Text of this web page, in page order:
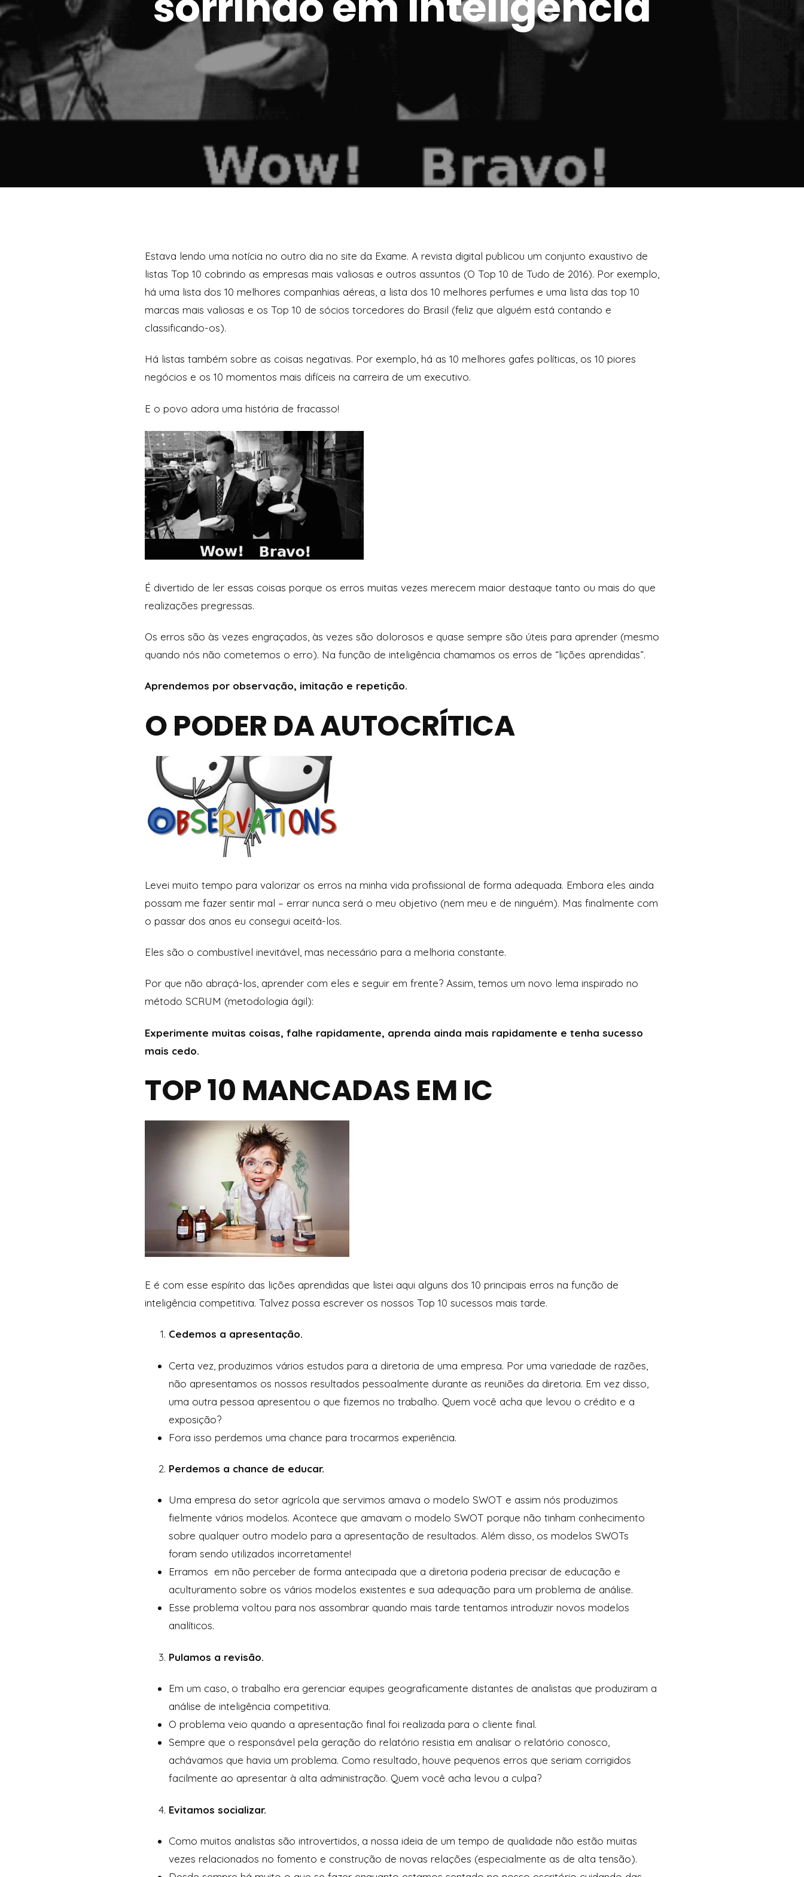
Estava lendo uma notícia no outro dia no site da Exame. A revista digital publicou um conjunto exaustivo de
listas Top 10 cobrindo as empresas mais valiosas e outros assuntos (O Top 10 de Tudo de 2016). Por exemplo,
há uma lista dos 10 melhores companhias aéreas, a lista dos 10 melhores perfumes e uma lista das top 10
marcas mais valiosas e os Top 10 de sócios torcedores do Brasil (feliz que alguém está contando e
classificando-os).
Há listas também sobre as coisas negativas. Por exemplo, há as 10 melhores gafes políticas, os 10 piores
negócios e os 10 momentos mais difíceis na carreira de um executivo.
E o povo adora uma história de fracasso!
É divertido de ler essas coisas porque os erros muitas vezes merecem maior destaque tanto ou mais do que
realizações pregressas.
Os erros são às vezes engraçados, às vezes são dolorosos e quase sempre são úteis para aprender (mesmo
quando nós não cometemos o erro). Na função de inteligência chamamos os erros de “lições aprendidas”.
Aprendemos por observação, imitação e repetição.
O PODER DA AUTOCRÍTICA
Levei muito tempo para valorizar os erros na minha vida profissional de forma adequada. Embora eles ainda
possam me fazer sentir mal – errar nunca será o meu objetivo (nem meu e de ninguém). Mas finalmente com
o passar dos anos eu consegui aceitá-los.
Eles são o combustível inevitável, mas necessário para a melhoria constante.
Por que não abraçá-los, aprender com eles e seguir em frente? Assim, temos um novo lema inspirado no
método SCRUM (metodologia ágil):
Experimente muitas coisas, falhe rapidamente, aprenda ainda mais rapidamente e tenha sucesso
mais cedo.
TOP 10 MANCADAS EM IC
E é com esse espírito das lições aprendidas que listei aqui alguns dos 10 principais erros na função de
inteligência competitiva. Talvez possa escrever os nossos Top 10 sucessos mais tarde.
Cedemos a apresentação.
Certa vez, produzimos vários estudos para a diretoria de uma empresa. Por uma variedade de razões,
não apresentamos os nossos resultados pessoalmente durante as reuniões da diretoria. Em vez disso,
uma outra pessoa apresentou o que fizemos no trabalho. Quem você acha que levou o crédito e a
exposição?
Fora isso perdemos uma chance para trocarmos experiência.
Perdemos a chance de educar.
Uma empresa do setor agrícola que servimos amava o modelo SWOT e assim nós produzimos
fielmente vários modelos. Acontece que amavam o modelo SWOT porque não tinham conhecimento
sobre qualquer outro modelo para a apresentação de resultados. Além disso, os modelos SWOTs
foram sendo utilizados incorretamente!
Erramos em não perceber de forma antecipada que a diretoria poderia precisar de educação e
aculturamento sobre os vários modelos existentes e sua adequação para um problema de análise.
Esse problema voltou para nos assombrar quando mais tarde tentamos introduzir novos modelos
analíticos.
Pulamos a revisão.
Em um caso, o trabalho era gerenciar equipes geograficamente distantes de analistas que produziram a
análise de inteligência competitiva.
O problema veio quando a apresentação final foi realizada para o cliente final.
Sempre que o responsável pela geração do relatório resistia em analisar o relatório conosco,
achávamos que havia um problema. Como resultado, houve pequenos erros que seriam corrigidos
facilmente ao apresentar à alta administração. Quem você acha levou a culpa?
Evitamos socializar.
Como muitos analistas são introvertidos, a nossa ideia de um tempo de qualidade não estão muitas
vezes relacionados no fomento e construção de novas relações (especialmente as de alta tensão).